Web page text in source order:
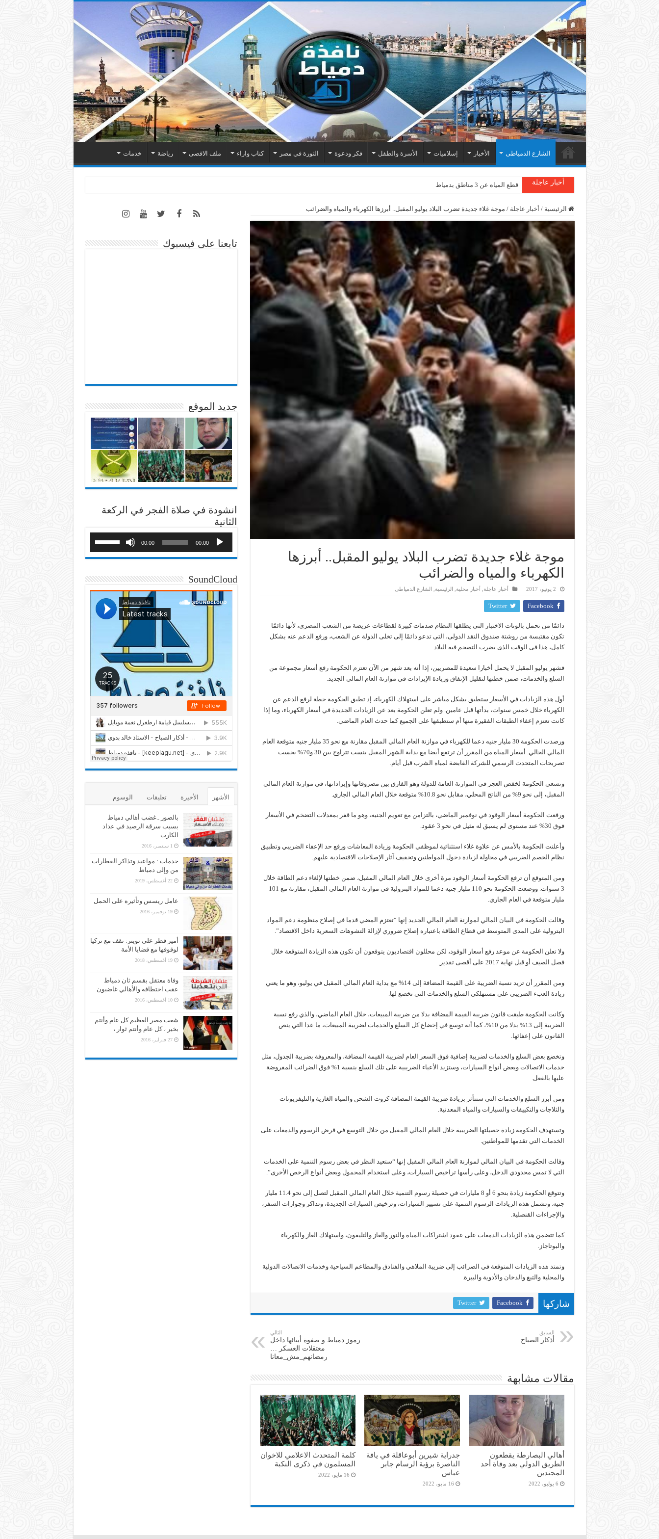
الشارع الدمياطى الأخبار إسلاميات الأسرة والطفل فكر ودعوة الثورة في مصر كتاب واراء ملف الاقصى رياضة خدمات
أخبار عاجلة قطع المياه عن 3 مناطق بدمياط
الرئيسية / أخبار عاجلة / موجة غلاء جديدة تضرب البلاد يوليو المقبل.. أبرزها الكهرباء والمياه والضرائب
موجة غلاء جديدة تضرب البلاد يوليو المقبل.. أبرزها
الكهرباء والمياه والضرائب
2 يونيو، 2017 أخبار عاجلة, أخبار محلية, الرئيسية, الشارع الدمياطى
Facebook
Twitter
دائمًا من تحمل بالونات الاختبار التى يطلقها النظام صدمات كبيرة لقطاعات عريضة من الشعب المصرى، لأنها دائمًا
تكون مقتبسة من روشتة صندوق النقد الدولى، التى تدعو دائمًا إلى تخلى الدولة عن الشعب، ورفع الدعم عنه بشكل
كامل، هذا فى الوقت الذى يضرب التضخم فيه البلاد.
فشهر يوليو المقبل لا يحمل أخبارا سعيدة للمصريين، إذا أنه بعد شهر من الآن تعتزم الحكومة رفع أسعار مجموعة من
السلع والخدمات، ضمن خطتها لتقليل الإنفاق وزيادة الإيرادات في موازنة العام المالي الجديد.
أول هذه الزيادات في الأسعار ستطبق بشكل مباشر على استهلاك الكهرباء، إذ تطبق الحكومة خطة لرفع الدعم عن
الكهرباء خلال خمس سنوات، بدأتها قبل عامين. ولم تعلن الحكومة بعد عن الزيادات الجديدة في أسعار الكهرباء، وما إذا
كانت تعتزم إعفاء الطبقات الفقيرة منها أم ستطبقها على الجميع كما حدث العام الماضي.
ورصدت الحكومة 30 مليار جنيه دعما للكهرباء في موازنة العام المالي المقبل مقارنة مع نحو 35 مليار جنيه متوقعة العام
المالي الحالي. أسعار المياه من المقرر أن ترتفع أيضا مع بداية الشهر المقبل بنسب تتراوح بين 30 و70% بحسب
تصريحات المتحدث الرسمي للشركة القابضة لمياه الشرب قبل أيام.
وتسعى الحكومة لخفض العجز في الموازنة العامة للدولة وهو الفارق بين مصروفاتها وإيراداتها، في موازنة العام المالي
المقبل، إلى نحو 9% من الناتج المحلي، مقابل نحو 10.8% متوقعة خلال العام المالي الجاري.
ورفعت الحكومة أسعار الوقود في نوفمبر الماضي، بالتزامن مع تعويم الجنيه، وهو ما قفز بمعدلات التضخم في الأسعار
فوق 30% عند مستوى لم يسبق له مثيل في نحو 3 عقود.
وأعلنت الحكومة بالأمس عن علاوة غلاء استثنائية لموظفي الحكومة وزيادة المعاشات ورفع حد الإعفاء الضريبي وتطبيق
نظام الخصم الضريبي في محاولة لزيادة دخول المواطنين وتخفيف آثار الإصلاحات الاقتصادية عليهم.
ومن المتوقع أن ترفع الحكومة أسعار الوقود مرة أخرى خلال العام المالي المقبل، ضمن خطتها لإلغاء دعم الطاقة خلال
3 سنوات. ووضعت الحكومة نحو 110 مليار جنيه دعما للمواد البترولية في موازنة العام المالي المقبل، مقارنة مع 101
مليار متوقعة في العام الجاري.
وقالت الحكومة في البيان المالي لموازنة العام المالي الجديد إنها “تعتزم المضي قدما في إصلاح منظومة دعم المواد
البترولية على المدى المتوسط في قطاع الطاقة باعتباره إصلاح ضروري لإزالة التشوهات السعرية داخل الاقتصاد”.
ولا تعلن الحكومة عن موعد رفع أسعار الوقود، لكن محللون اقتصاديون يتوقعون أن تكون هذه الزيادة المتوقعة خلال
فصل الصيف أو قبل نهاية 2017 على أقصى تقدير.
ومن المقرر أن تزيد نسبة الضريبة على القيمة المضافة إلى 14% مع بداية العام المالي المقبل في يوليو، وهو ما يعني
زيادة العبء الضريبي على مستهلكي السلع والخدمات التي تخصع لها.
وكانت الحكومة طبقت قانون ضريبة القيمة المضافة بدلا من ضريبة المبيعات، خلال العام الماضي، والذي رفع نسبة
الضريبة إلى 13% بدلا من 10%، كما أنه توسع في إخضاع كل السلع والخدمات لضريبة المبيعات، ما عدا التي ينص
القانون على إعفائها.
وتخضع بعض السلع والخدمات لضريبة إضافية فوق السعر العام لضريبة القيمة المضافة، والمعروفة بضريبة الجدول، مثل
خدمات الاتصالات وبعض أنواع السيارات، وستزيد الأعباء الضريبية على تلك السلع بنسبة 1% فوق الضرائب المفروضة
عليها بالفعل.
ومن أبرز السلع والخدمات التي ستتأثر بزيادة ضريبة القيمة المضافة كروت الشحن والمياه الغازية والتليفزيونات
والثلاجات والتكييفات والسيارات والمياه المعدنية.
وتستهدف الحكومة زيادة حصيلتها الضريبية خلال العام المالي المقبل من خلال التوسع في فرض الرسوم والدمغات على
الخدمات التي تقدمها للمواطنين.
وقالت الحكومة في البيان المالي لموازنة العام المالي المقبل إنها “ستعيد النظر في بعض رسوم التنمية على الخدمات
التي لا تمس محدودي الدخل، وعلى رأسها تراخيص السيارات، وعلى استخدام المحمول وبعض أنواع الرخص الأخرى”.
وتتوقع الحكومة زيادة بنحو 6 أو 8 مليارات في حصيلة رسوم التنمية خلال العام المالي المقبل لتصل إلى نحو 11.4 مليار
جنيه. وتشمل هذه الزيادات الرسوم التنمية على تسيير السيارات، وترخيص السيارات الجديدة، وتذاكر وجوازات السفر،
والإجراءات القنصلية.
كما تتضمن هذه الزيادات الدمغات على عقود اشتراكات المياه والنور والغاز والتليفون، واستهلاك الغاز والكهرباء
والبوتاجاز.
وتمتد هذه الزيادات المتوقعة في الضرائب إلى ضريبة الملاهي والفنادق والمطاعم السياحية وخدمات الاتصالات الدولية
والمحلية والتبغ والدخان والأدوية والبيرة.
شاركها Facebook
Twitter
السابق
أذكار الصباح
التالي
رموز دمياط و صفوة أبنائها داخل
معتقلات العسكر …
رمضانهم_مش_معانا
مقالات مشابهة
أهالي البصارطة يقطعون
الطريق الدولي بعد وفاة أحد
المجندين
6 يوليو، 2022
جدراية شيرين أبوعاقلة في يافة
الناصرة برؤية الرسام جابر
عباس
16 مايو، 2022
كلمة المتحدث الاعلامي للاخوان
المسلمون في ذكرى النكبة
16 مايو، 2022
تابعنا على فيسبوك
جديد الموقع
انشودة في صلاة الفجر في الركعة
الثانية
00:00
00:00
SoundCloud
الأشهر الأخيرة تعليقات الوسوم
بالصور ..غضب أهالي دمياط
بسبب سرقة الرصيد في عداد
الكارت
1 سبتمبر، 2016
خدمات : مواعيد وتذاكر القطارات
من وإلى دمياط
22 أغسطس، 2019
عامل ريسس وتأثيره على الحمل
19 نوفمبر، 2016
أمير قطر على تويتر: نقف مع تركيا
لوقوفها مع قضايا الأمة
19 أغسطس، 2018
وفاة معتقل بقسم ثان دمياط
عقب اختطافه والأهالي غاضبون
10 أغسطس، 2016
شعب مصر العظيم كل عام وأنتم
بخير ، كل عام وأنتم ثوار ،
27 فبراير، 2016